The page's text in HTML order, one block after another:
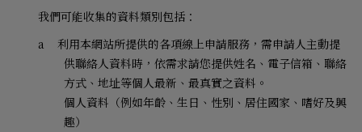
我們可能收集的資料類別包括：
a
利用本網站所提供的各項線上申請服務，需申請人主動提
供聯絡人資料時，依需求請您提供姓名、電子信箱、聯絡
方式、地址等個人最新、最真實之資料。
個人資料（例如年齡、生日、性別、居住國家、嗜好及興
趣）